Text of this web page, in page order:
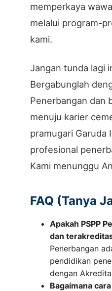
memperkaya
melalui program-
kami.
Jangan tunda lagi
Bergabunglah
Penerbangan dan
menuju karier
pramugari Garuda
profesional
Kami menunggu
FAQ (Tanya
Apakah PSPP
dan
Penerbangan
pendidikan
dengan
Bagaimana